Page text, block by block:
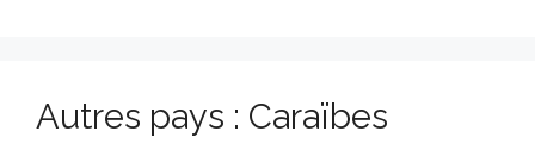
Autres pays : Caraïbes